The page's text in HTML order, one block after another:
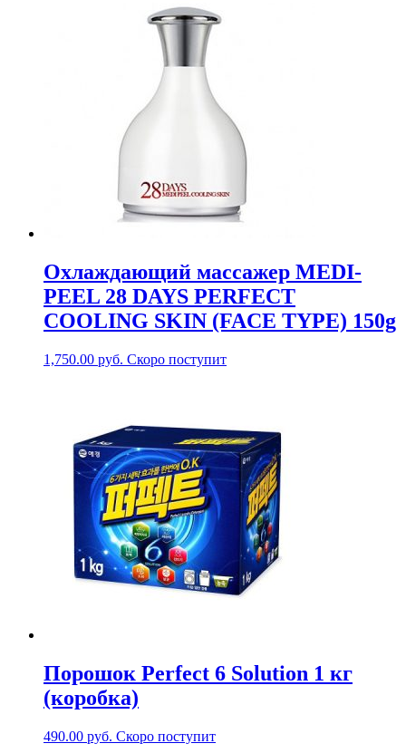
Охлаждающий массажер MEDI-
PEEL 28 DAYS PERFECT
COOLING SKIN (FACE TYPE) 150g
1,750.00 руб. Скоро поступит
Порошок Perfect 6 Solution 1 кг
(коробка)
490.00 руб. Скоро поступит